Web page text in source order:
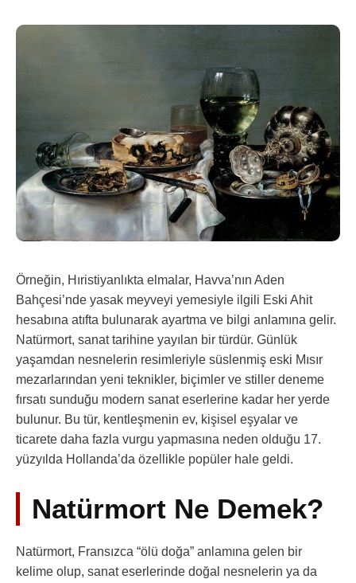
Örneğin, Hıristiyanlıkta elmalar, Havva’nın Aden
Bahçesi’nde yasak meyveyi yemesiyle ilgili Eski Ahit
hesabına atıfta bulunarak ayartma ve bilgi anlamına gelir.
Natürmort, sanat tarihine yayılan bir türdür. Günlük
yaşamdan nesnelerin resimleriyle süslenmiş eski Mısır
mezarlarından yeni teknikler, biçimler ve stiller deneme
fırsatı sunduğu modern sanat eserlerine kadar her yerde
bulunur. Bu tür, kentleşmenin ev, kişisel eşyalar ve
ticarete daha fazla vurgu yapmasına neden olduğu 17.
yüzyılda Hollanda’da özellikle popüler hale geldi.
Natürmort Ne Demek?
Natürmort, Fransızca “ölü doğa” anlamına gelen bir
kelime olup, sanat eserlerinde doğal nesnelerin ya da